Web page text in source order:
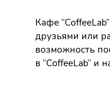
Кафе
друзьями или
возможность
в “CoffeeLab”